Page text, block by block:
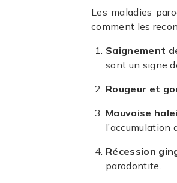
Les maladies
comment les
Saignement
sont un signe
Rougeur et
Mauvaise
l’accumulation
Récession
parodontite.